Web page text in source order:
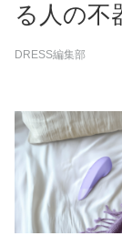
る人の不
DRESS編集部